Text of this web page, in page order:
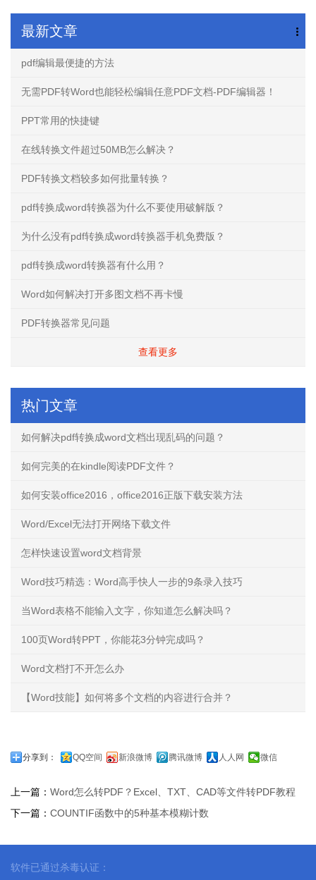
最新文章
pdf编辑最便捷的方法
无需PDF转Word也能轻松编辑任意PDF文档-PDF编辑器！
PPT常用的快捷键
在线转换文件超过50MB怎么解决？
PDF转换文档较多如何批量转换？
pdf转换成word转换器为什么不要使用破解版？
为什么没有pdf转换成word转换器手机免费版？
pdf转换成word转换器有什么用？
Word如何解决打开多图文档不再卡慢
PDF转换器常见问题
查看更多
热门文章
如何解决pdf转换成word文档出现乱码的问题？
如何完美的在kindle阅读PDF文件？
如何安装office2016，office2016正版下载安装方法
Word/Excel无法打开网络下载文件
怎样快速设置word文档背景
Word技巧精选：Word高手快人一步的9条录入技巧
当Word表格不能输入文字，你知道怎么解决吗？
100页Word转PPT，你能花3分钟完成吗？
Word文档打不开怎么办
【Word技能】如何将多个文档的内容进行合并？
分享到： QQ空间 新浪微博 腾讯微博 人人网 微信
上一篇： Word怎么转PDF？Excel、TXT、CAD等文件转PDF教程
下一篇： COUNTIF函数中的5种基本模糊计数
软件已通过杀毒认证：